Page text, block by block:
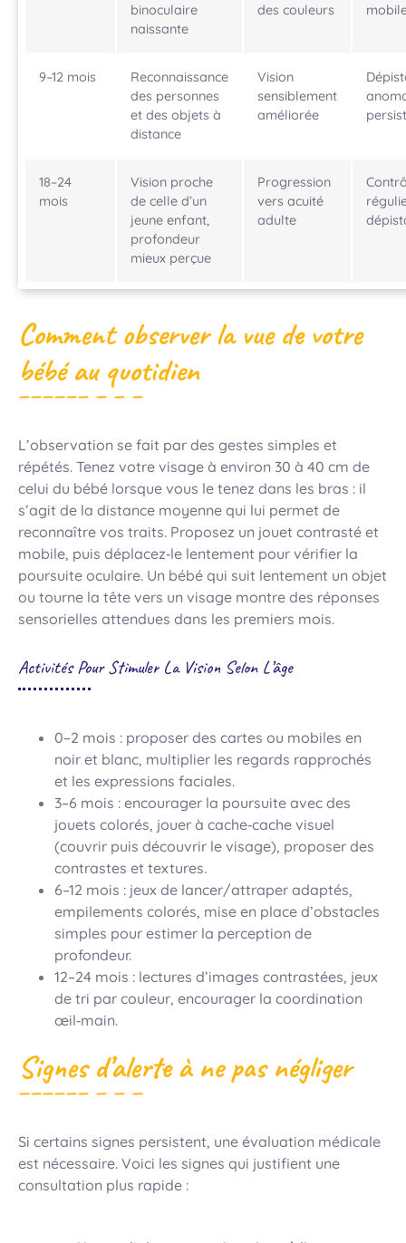
binoculaire
naissante
des couleurs
9–12 mois
Reconnaissance
des personnes
et des objets à
distance
Vision
sensiblement
améliorée
18–24
mois
Vision proche
de celle d’un
jeune enfant,
profondeur
mieux perçue
Progression
vers acuité
adulte
Comment observer la vue de votre
bébé au quotidien
L’observation se fait par des gestes simples et
répétés. Tenez votre visage à environ 30 à 40 cm de
celui du bébé lorsque vous le tenez dans les bras : il
s’agit de la distance moyenne qui lui permet de
reconnaître vos traits. Proposez un jouet contrasté et
mobile, puis déplacez‑le lentement pour vérifier la
poursuite oculaire. Un bébé qui suit lentement un objet
ou tourne la tête vers un visage montre des réponses
sensorielles attendues dans les premiers mois.
Activités Pour Stimuler La Vision Selon L’âge
0–2 mois : proposer des cartes ou mobiles en
noir et blanc, multiplier les regards rapprochés
et les expressions faciales.
3–6 mois : encourager la poursuite avec des
jouets colorés, jouer à cache‑cache visuel
(couvrir puis découvrir le visage), proposer des
contrastes et textures.
6–12 mois : jeux de lancer/attraper adaptés,
empilements colorés, mise en place d’obstacles
simples pour estimer la perception de
profondeur.
12–24 mois : lectures d’images contrastées, jeux
de tri par couleur, encourager la coordination
œil‑main.
Signes d’alerte à ne pas négliger
Si certains signes persistent, une évaluation médicale
est nécessaire. Voici les signes qui justifient une
consultation plus rapide :